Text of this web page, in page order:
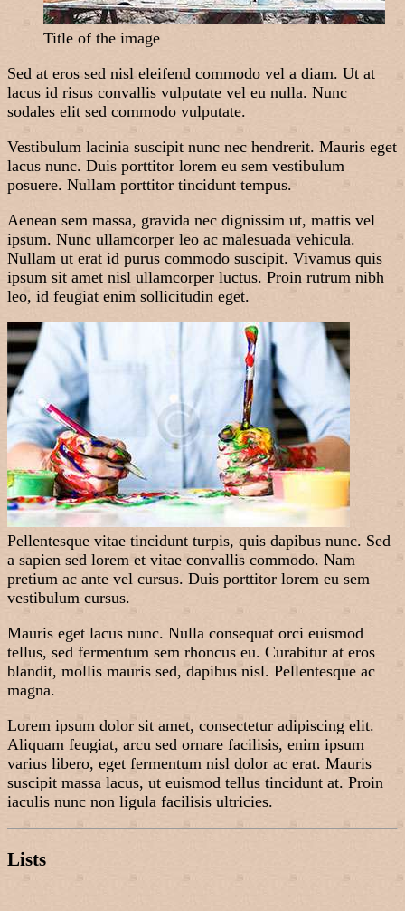
Title of the image
Sed at eros sed nisl eleifend commodo vel a diam. Ut at
lacus id risus convallis vulputate vel eu nulla. Nunc
sodales elit sed commodo vulputate.
Vestibulum lacinia suscipit nunc nec hendrerit. Mauris eget
lacus nunc. Duis porttitor lorem eu sem vestibulum
posuere. Nullam porttitor tincidunt tempus.
Aenean sem massa, gravida nec dignissim ut, mattis vel
ipsum. Nunc ullamcorper leo ac malesuada vehicula.
Nullam ut erat id purus commodo suscipit. Vivamus quis
ipsum sit amet nisl ullamcorper luctus. Proin rutrum nibh
leo, id feugiat enim sollicitudin eget.
Pellentesque vitae tincidunt turpis, quis dapibus nunc. Sed
a sapien sed lorem et vitae convallis commodo. Nam
pretium ac ante vel cursus. Duis porttitor lorem eu sem
vestibulum cursus.
Mauris eget lacus nunc. Nulla consequat orci euismod
tellus, sed fermentum sem rhoncus eu. Curabitur at eros
blandit, mollis mauris sed, dapibus nisl. Pellentesque ac
magna.
Lorem ipsum dolor sit amet, consectetur adipiscing elit.
Aliquam feugiat, arcu sed ornare facilisis, enim ipsum
varius libero, eget fermentum nisl dolor ac erat. Mauris
suscipit massa lacus, ut euismod tellus tincidunt at. Proin
iaculis nunc non ligula facilisis ultricies.
Lists